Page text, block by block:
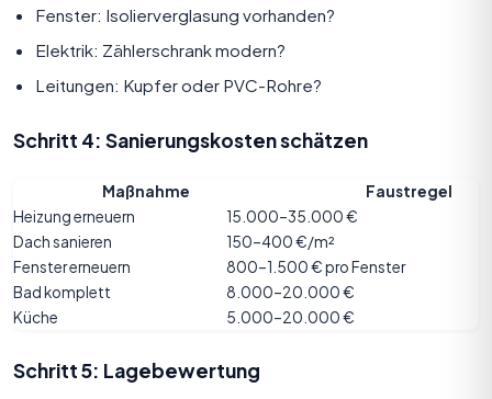
Fenster: Isolierverglasung vorhanden?
Elektrik: Zählerschrank modern?
Leitungen: Kupfer oder PVC-Rohre?
Schritt 4: Sanierungskosten schätzen
Maßnahme
Faustregel
Heizung erneuern
15.000–35.000 €
Dach sanieren
150–400 €/m²
Fenster erneuern
800–1.500 € pro Fenster
Bad komplett
8.000–20.000 €
Küche
5.000–20.000 €
Schritt 5: Lagebewertung